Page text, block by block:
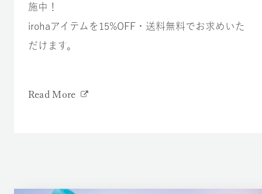
施中！
irohaアイテムを15%OFF・送料無料でお求めいた
だけます。
Read More